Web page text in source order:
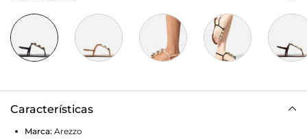
Características
Marca: Arezzo